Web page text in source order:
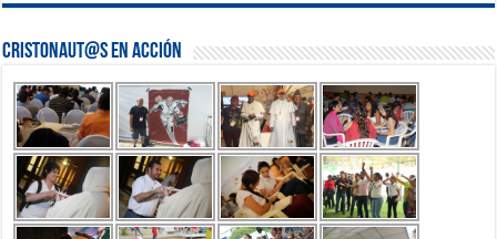
Cristonaut@s en Acción